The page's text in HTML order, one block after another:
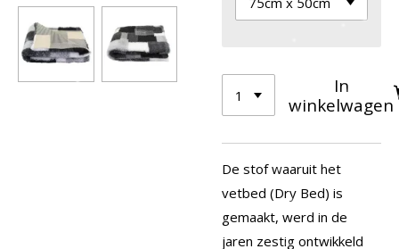
In
winkelwagen
De stof waaruit het
vetbed (Dry Bed) is
gemaakt, werd in de
jaren zestig ontwikkeld